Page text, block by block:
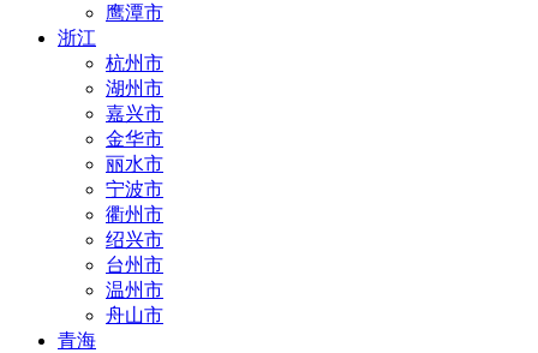
鹰潭市
浙江
杭州市
湖州市
嘉兴市
金华市
丽水市
宁波市
衢州市
绍兴市
台州市
温州市
舟山市
青海